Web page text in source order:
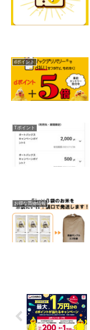
dポイント
Tポイント
お得な買物情報